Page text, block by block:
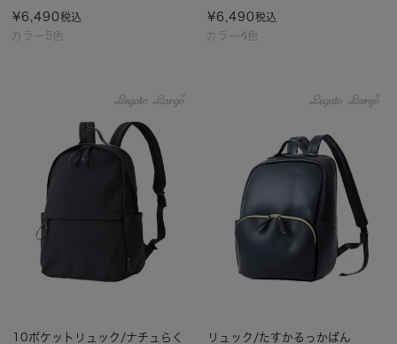
カラー5色
¥6,490税込
カラー4色
¥6,490税込
10ポケットリュック/ナチュらく リュック/たすかるっかばん